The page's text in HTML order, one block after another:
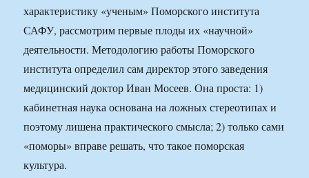
характеристику «ученым» Поморского института
САФУ, рассмотрим первые плоды их «научной»
деятельности. Методологию работы Поморского
института определил сам директор этого заведения
медицинский доктор Иван Мосеев. Она проста: 1)
кабинетная наука основана на ложных стереотипах и
поэтому лишена практического смысла; 2) только сами
«поморы» вправе решать, что такое поморская
культура.